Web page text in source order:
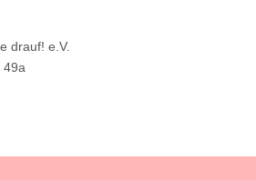
drauf! e.V.
49a